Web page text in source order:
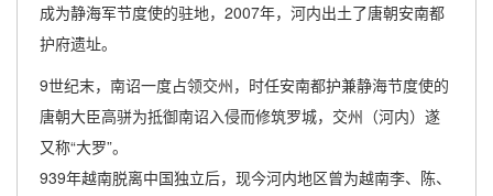
成为静海军节度使的驻地，2007年，河内出土了唐朝安南都
护府遗址。
9世纪末，南诏一度占领交州，时任安南都护兼静海节度使的
唐朝大臣高骈为抵御南诏入侵而修筑罗城，交州（河内）遂
又称“大罗”。
939年越南脱离中国独立后，现今河内地区曾为越南李、陈、